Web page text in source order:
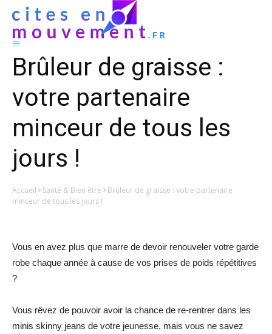
Brûleur de graisse :
votre partenaire
minceur de tous les
jours !
Accueil Santé & Bien être
Brûleur de graisse : votre partenaire
minceur de tous les jours !
Vous en avez plus que marre de devoir renouveler votre garde
robe chaque année à cause de vos prises de poids répétitives
?
Vous rêvez de pouvoir avoir la chance de re-rentrer dans les
minis skinny jeans de votre jeunesse, mais vous ne savez